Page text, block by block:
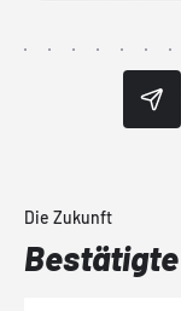
Die Zukunft